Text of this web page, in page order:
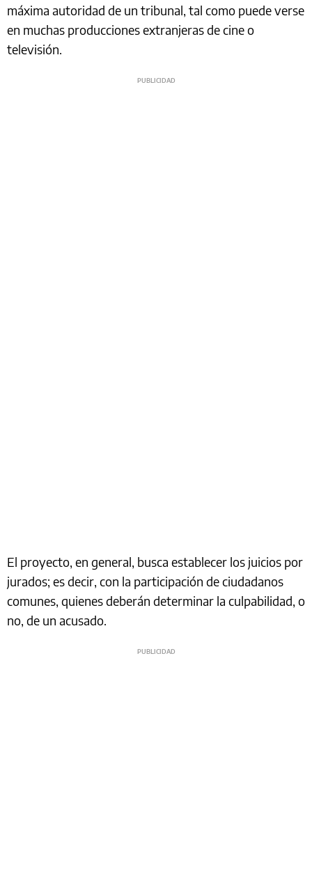
máxima autoridad de un tribunal, tal como puede verse
en muchas producciones extranjeras de cine o
televisión.
El proyecto, en general, busca establecer los juicios por
jurados; es decir, con la participación de ciudadanos
comunes, quienes deberán determinar la culpabilidad, o
no, de un acusado.